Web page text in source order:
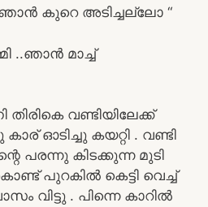
കുറെ അടിച്ചല്ലോ “
..ഞാൻ മാച്ച്
തിരികെ വണ്ടിയിലേക്ക്
ഓടിച്ചു കയറ്റി . വണ്ടി
പരന്നു കിടക്കുന്ന മുടി
പുറകിൽ കെട്ടി വെച്ച്
വിട്ടു . പിന്നെ കാറിൽ